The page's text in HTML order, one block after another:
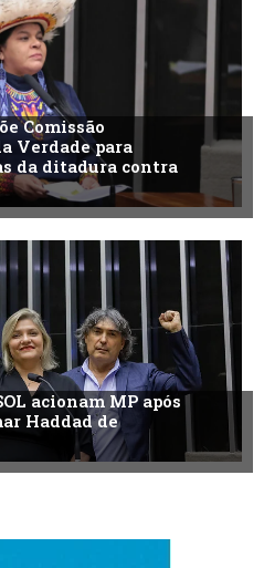
Comissão
Verdade para
da ditadura contra
acionam MP após
Haddad de